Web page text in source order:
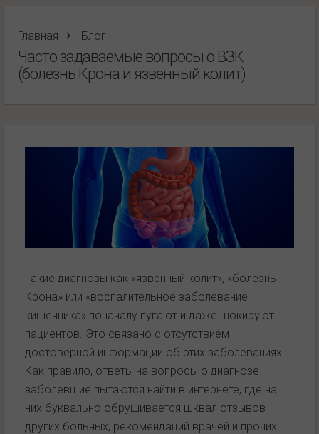
Главная Блог
Часто задаваемые вопросы о ВЗК
(болезнь Крона и язвенный колит)
Такие диагнозы как «язвенный колит», «болезнь
Крона» или «воспалительное заболевание
кишечника» поначалу пугают и даже шокируют
пациентов. Это связано с отсутствием
достоверной информации об этих заболеваниях.
Как правило, ответы на вопросы о диагнозе
заболевшие пытаются найти в интернете, где на
них буквально обрушивается шквал отзывов
других больных, рекомендаций врачей и прочих